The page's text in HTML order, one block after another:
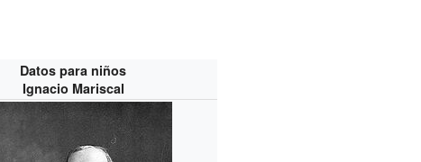
Datos para niños
Ignacio Mariscal